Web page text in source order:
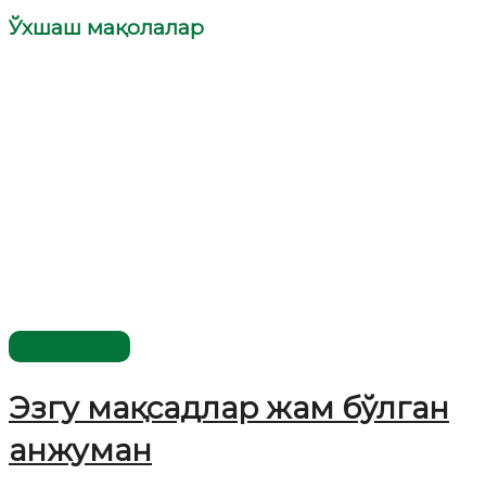
Ўхшаш мақолалар
Эзгу мақсадлар жам бўлган
анжуман